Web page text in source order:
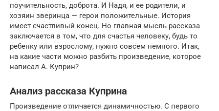
поучительность, доброта. И Надя, и ее родители, и
хозяин зверинца — герои положительные. История
имеет счастливый конец. Но главная мысль рассказа
заключается в том, что для счастья человеку, будь то
ребенку или взрослому, нужно совсем немного. Итак,
на какие части можно разбить произведение, которое
написал А. Куприн?
Анализ рассказа Куприна
Произведение отличается динамичностью. С первого